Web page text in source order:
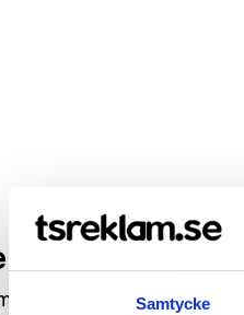
Samtycke
Världsklass,
kund bästa möjliga